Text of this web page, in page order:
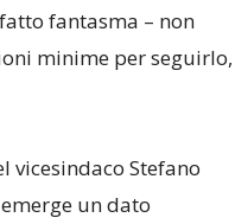
fantasma – non
minime per seguirlo,
vicesindaco Stefano
un dato